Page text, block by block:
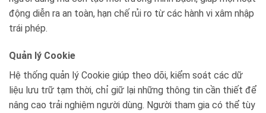
động diễn ra an toàn, hạn chế rủi ro từ các hành vi xâm nhập
trái phép.
Quản lý Cookie
Hệ thống quản lý Cookie giúp theo dõi, kiểm soát các dữ
liệu lưu trữ tạm thời, chỉ giữ lại những thông tin cần thiết để
nâng cao trải nghiệm người dùng. Người tham gia có thể tùy